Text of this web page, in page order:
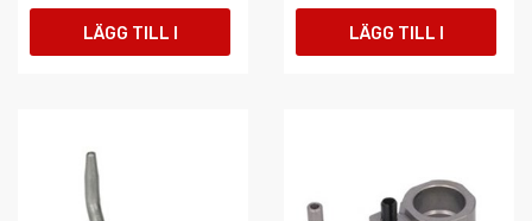
LÄGG TILL I LÄGG TILL I